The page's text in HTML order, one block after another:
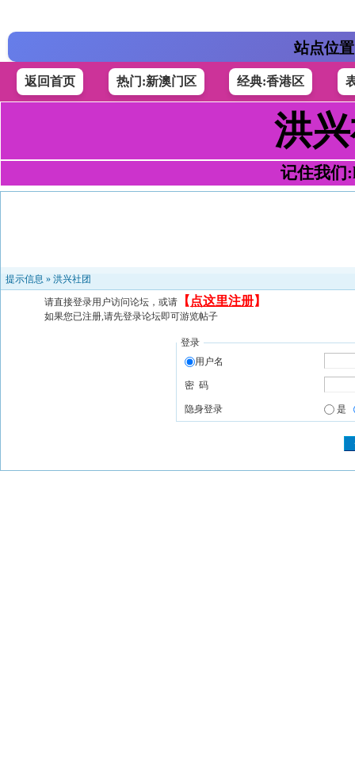
站点位
返回首页 热门:新澳门区 经典:香港区
洪
记住我们
提示信息 » 洪兴社团
请直接登录用户访问论坛，或请 【 点这里注册】
如果您已注册,请先登录论坛即可游览帖子
登录
用户名
密 码
隐身登录 是